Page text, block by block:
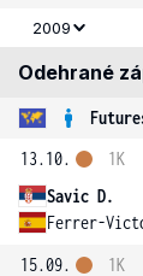
2009
Odehrané
13.10.
Savic D.
Ferrer-
1K
15.09.
1K